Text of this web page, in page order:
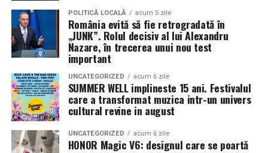
Pe11 februarieva avea loc proiecția specială
mea”de la Cinema City din City Park Constanța
18:30, unde
regizorul Paul Decu și actrița Azaleea
Necula, originari din Constanța și împrejurimi, vor
prezenta filmul alături de colegii lor
Alexandra Răduță și Gabriel Vatavu.
Cinema City Shopping City Galațiinvită spectatorii
12 februarie de la 18:30
State și Azaleea Necula și regizorul Paul Decu.
POLITICĂ LOCALĂ acum 5 zile
România evită să fie retrogradată în
„JUNK”. Rolul decisiv al lui Alexandru
Nazare, în trecerea unui nou test
important
UNCATEGORIZED acum 6 zile
SUMMER WELL implineste 15 ani. Festivalul
care a transformat muzica intr-un univers
cultural revine in august
UNCATEGORIZED acum 6 zile
HONOR Magic V6: designul care se poartă